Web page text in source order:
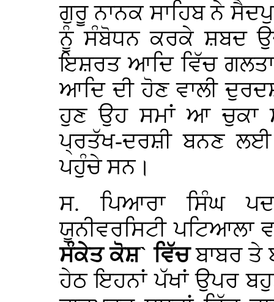
ਗੁਰੂ ਨਾਨਕ ਸਾਹਿਬ ਨੇ
ਨੂੰ ਸੰਬੋਧਨ ਕਰਕੇ ਸ਼ਬਦ
ਇਸ਼ਰਤ ਆਦਿ ਵਿੱਚ
ਆਦਿ ਦੀ ਹੋਣ ਵਾਲੀ
ਹੁਣ ਉਹ ਸਮਾਂ ਆ ਚੁਕਾ
ਪ੍ਰਤੱਖ-ਦਰਸ਼ੀ ਬਨਣ
ਪਹੁੰਚੇ ਸਨ।
ਸ. ਪਿਆਰਾ ਸਿੰਘ
ਯੂਨੀਵਰਸਿਟੀ ਪਟਿਆਲਾ
ਸੰਕੇਤ ਕੋਸ਼` ਵਿੱਚਬਾਬਰ ਤੇ
ਹੇਠ ਇਹਨਾਂ ਪੱਖਾਂ ਉਪਰ